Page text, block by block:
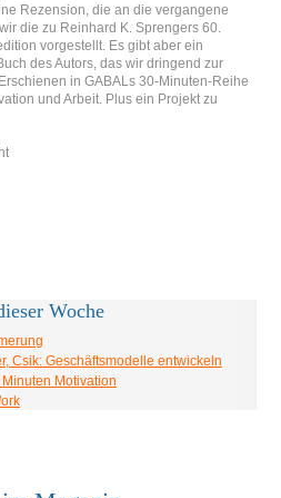
Rezension, die an die vergangene
die zu Reinhard K. Sprengers 60.
vorgestellt. Es gibt aber ein
des Autors, das wir dringend zur
in GABALs 30-Minuten-Reihe
und Arbeit. Plus ein Projekt zu
Woche
Csik: Geschäftsmodelle entwickeln
Motivation